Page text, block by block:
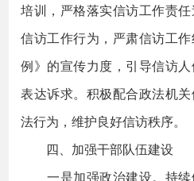
培训，严格落实信访工作责
信访工作行为，严肃信访工
例》的宣传力度，引导信访
表达诉求。积极配合政法机
法行为，维护良好信访秩序。
四、加强干部队伍建设
一是加强政治建设。持续